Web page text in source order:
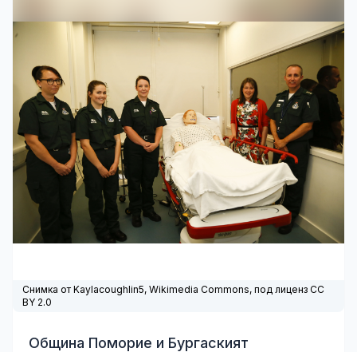
Снимка от Kaylacoughlin5, Wikimedia Commons, под лиценз CC
BY 2.0
Община Поморие и Бургаският